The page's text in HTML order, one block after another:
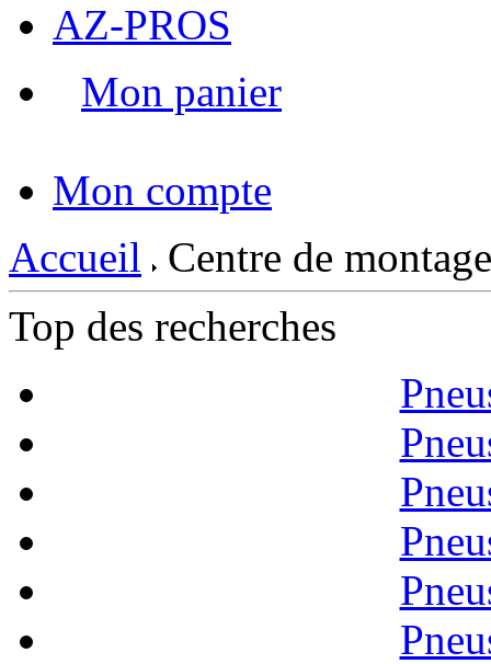
AZ-PROS
Mon panier
Mon compte
Accueil
Centre de
Top des recherches